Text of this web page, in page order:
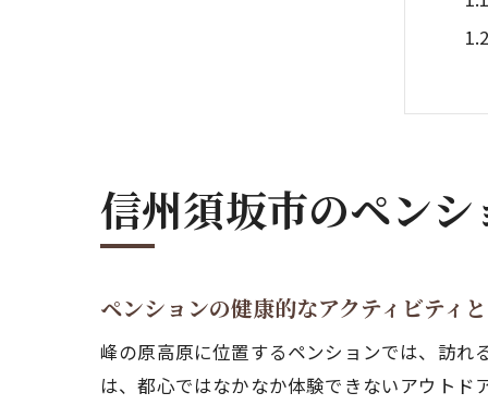
信州須坂市のペン
ペンションの健康的なアクティビティ
峰の原高原に位置するペンションでは、訪れ
は、都心ではなかなか体験できないアウト